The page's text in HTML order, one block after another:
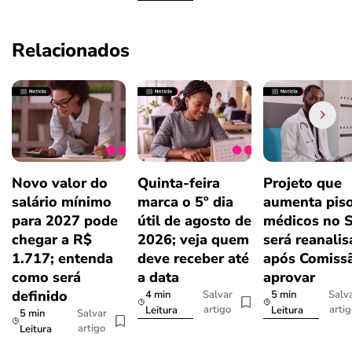
Relacionados
Novo valor do
salário mínimo
para 2027 pode
chegar a R$
1.717; entenda
como será
definido
5 min
Leitura
Salvar
artigo
Quinta-feira
marca o 5º dia
útil de agosto de
2026; veja quem
deve receber até
a data
4 min
Leitura
Salvar
artigo
Projeto que
aumenta
médicos no
será
após
aprovar
5 min
Leitura